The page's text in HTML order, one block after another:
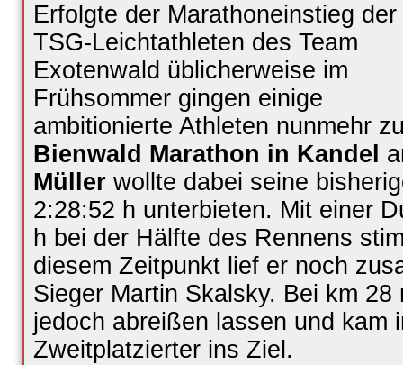
Erfolgte der Marathoneinstieg der
TSG-Leichtathleten des Team
Exotenwald üblicherweise im
Frühsommer gingen einige
ambitionierte Athleten nunmehr
Bienwald Marathon in Kandel
Müller wollte dabei seine
2:28:52 h unterbieten. Mit einer
h bei der Hälfte des Rennens
diesem Zeitpunkt lief er noch
Sieger Martin Skalsky. Bei km
jedoch abreißen lassen und kam
Zweitplatzierter ins Ziel.